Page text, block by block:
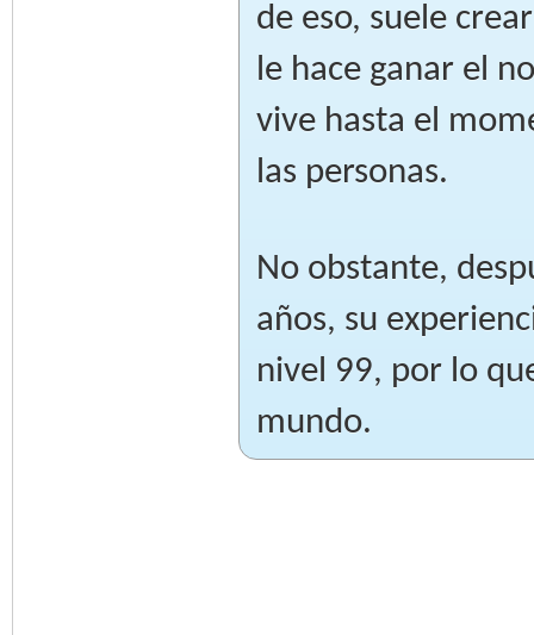
de eso, suele
le hace ganar el
vive hasta el
las personas.
No obstante,
años, su
nivel 99, por lo
mundo.